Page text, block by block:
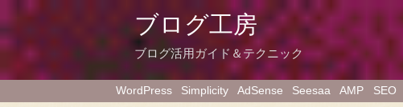
ブログ工房
ブログ活用ガイド＆テクニック
WordPress Simplicity AdSense Seesaa AMP SEO